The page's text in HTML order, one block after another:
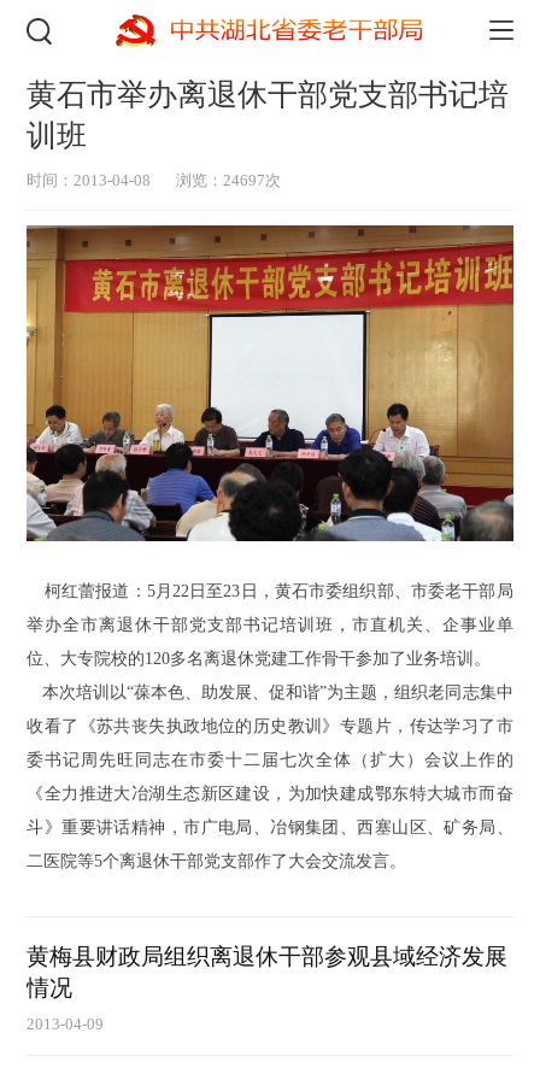
黄石市举办离退休干部党支部书记培
训班
时间：2013-04-08 浏览：24697次
柯红蕾报道：5月22日至23日，黄石市委组织部、市委老干部局
举办全市离退休干部党支部书记培训班，市直机关、企事业单
位、大专院校的120多名离退休党建工作骨干参加了业务培训。
本次培训以“葆本色、助发展、促和谐”为主题，组织老同志集中
收看了《苏共丧失执政地位的历史教训》专题片，传达学习了市
委书记周先旺同志在市委十二届七次全体（扩大）会议上作的
《全力推进大冶湖生态新区建设，为加快建成鄂东特大城市而奋
斗》重要讲话精神，市广电局、冶钢集团、西塞山区、矿务局、
二医院等5个离退休干部党支部作了大会交流发言。
黄梅县财政局组织离退休干部参观县域经济发展
情况
2013-04-09